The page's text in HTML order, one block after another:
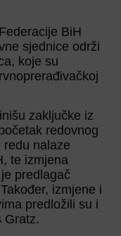
BiH
sjednice održi
koje su
zaključke iz
redovnog
redu nalaze
te izmjena
predlagač
izmjene i
predložili su i
Gratz.